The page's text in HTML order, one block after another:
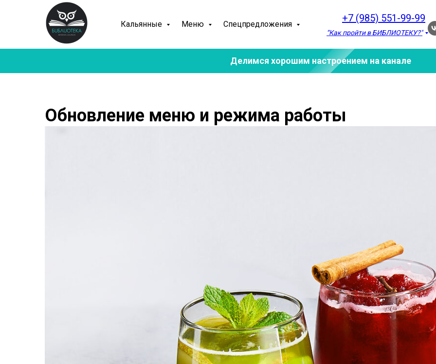
Кальянные Меню Спецпредложения
+7 (985) 551-99-99
“Как пройти в БИБЛИОТЕКУ?"
Делимся хорошим настроением на канале
Обновление меню и режима работы